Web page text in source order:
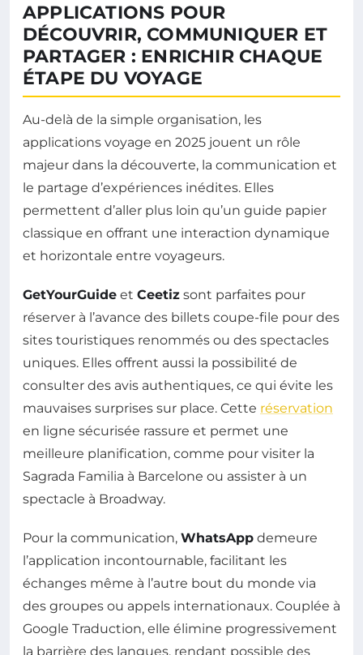
APPLICATIONS POUR
DÉCOUVRIR, COMMUNIQUER ET
PARTAGER : ENRICHIR CHAQUE
ÉTAPE DU VOYAGE
Au-delà de la simple organisation, les
applications voyage en 2025 jouent un rôle
majeur dans la découverte, la communication et
le partage d’expériences inédites. Elles
permettent d’aller plus loin qu’un guide papier
classique en offrant une interaction dynamique
et horizontale entre voyageurs.
GetYourGuide et Ceetiz sont parfaites pour
réserver à l’avance des billets coupe-file pour des
sites touristiques renommés ou des spectacles
uniques. Elles offrent aussi la possibilité de
consulter des avis authentiques, ce qui évite les
mauvaises surprises sur place. Cette réservation
en ligne sécurisée rassure et permet une
meilleure planification, comme pour visiter la
Sagrada Familia à Barcelone ou assister à un
spectacle à Broadway.
Pour la communication, WhatsApp demeure
l’application incontournable, facilitant les
échanges même à l’autre bout du monde via
des groupes ou appels internationaux. Couplée à
Google Traduction, elle élimine progressivement
la barrière des langues, rendant possible des